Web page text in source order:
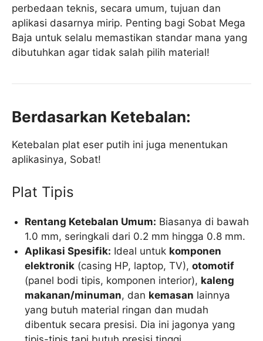
perbedaan teknis, secara umum, tujuan dan
aplikasi dasarnya mirip. Penting bagi Sobat Mega
Baja untuk selalu memastikan standar mana yang
dibutuhkan agar tidak salah pilih material!
Berdasarkan Ketebalan:
Ketebalan plat eser putih ini juga menentukan
aplikasinya, Sobat!
Plat Tipis
Rentang Ketebalan Umum: Biasanya di bawah
1.0 mm, seringkali dari 0.2 mm hingga 0.8 mm.
Aplikasi Spesifik: Ideal untuk komponen
elektronik (casing HP, laptop, TV),otomotif
(panel bodi tipis, komponen interior), kaleng
makanan/minuman, dan kemasan lainnya
yang butuh material ringan dan mudah
dibentuk secara presisi. Dia ini jagonya yang